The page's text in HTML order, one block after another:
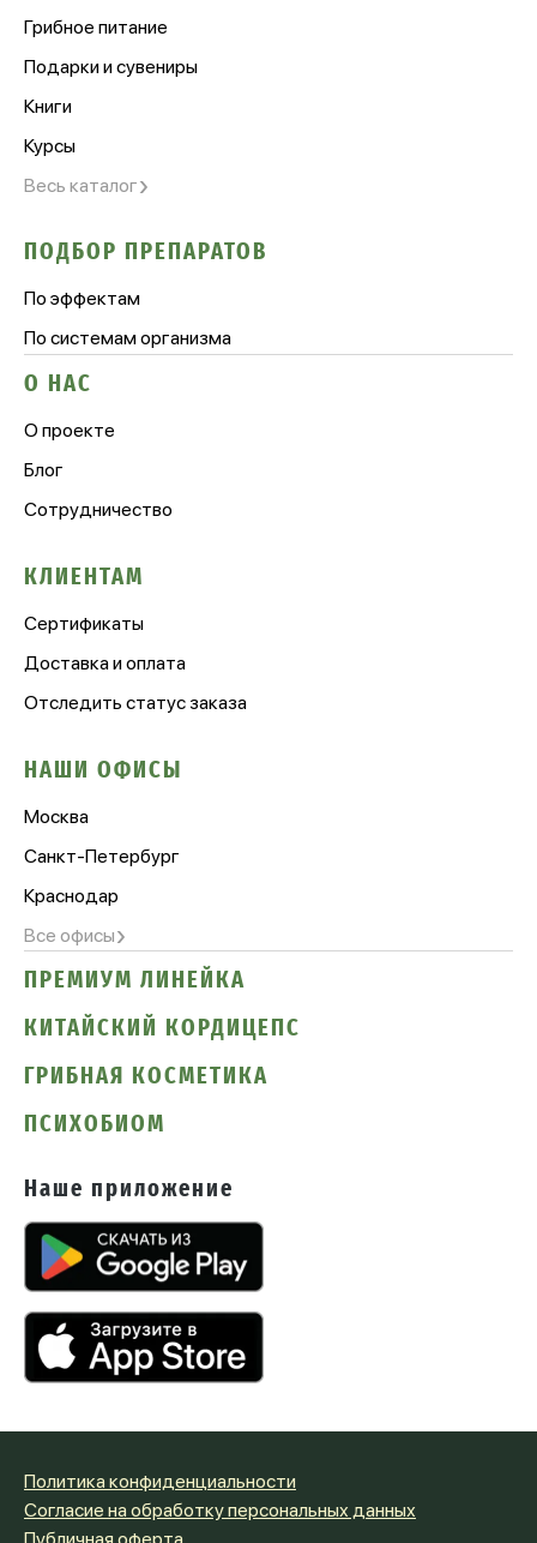
Грибное питание
Подарки и сувениры
Книги
Курсы
Весь каталог›
ПОДБОР ПРЕПАРАТОВ
По эффектам
По системам организма
О НАС
О проекте
Блог
Сотрудничество
КЛИЕНТАМ
Сертификаты
Доставка и оплата
Отследить статус заказа
НАШИ ОФИСЫ
Москва
Санкт-Петербург
Краснодар
Все офисы›
ПРЕМИУМ ЛИНЕЙКА
КИТАЙСКИЙ КОРДИЦЕПС
ГРИБНАЯ КОСМЕТИКА
ПСИХОБИОМ
Наше приложение
Политика конфиденциальности
Согласие на обработку персональных данных
Публичная оферта